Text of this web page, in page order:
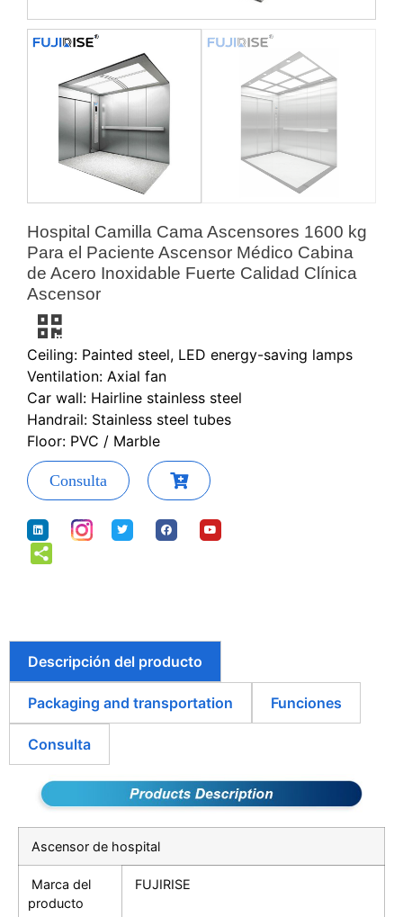
Hospital Camilla Cama Ascensores 1600 kg
Para el Paciente Ascensor Médico Cabina
de Acero Inoxidable Fuerte Calidad Clínica
Ascensor
Ceiling: Painted steel, LED energy-saving lamps
Ventilation: Axial fan
Car wall: Hairline stainless steel
Handrail: Stainless steel tubes
Floor: PVC / Marble
Consulta
Descripción del producto
Packaging and transportation Funciones
Consulta
Ascensor de hospital
Marca del
producto
FUJIRISE